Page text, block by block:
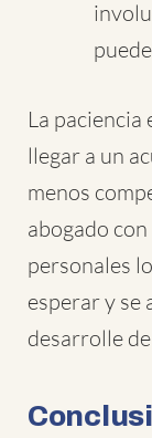
La paciencia
llegar a un
menos
abogado
personales
esperar y se
desarrolle